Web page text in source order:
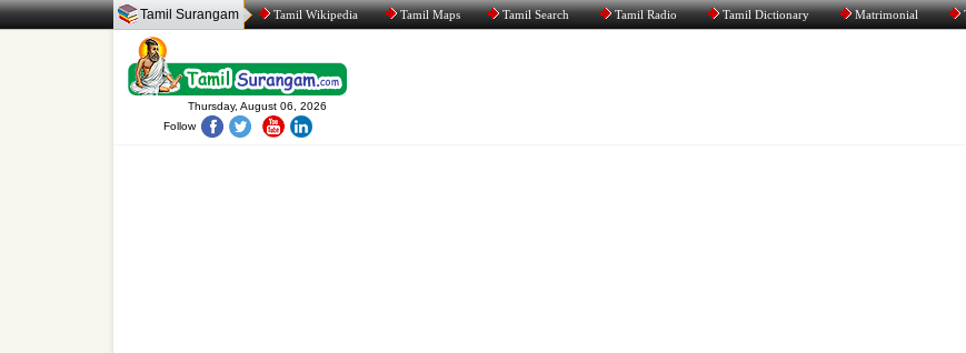
Tamil Surangam Tamil Wikipedia Tamil Maps Tamil Search Tamil Radio Tamil Dictionary Matrimonial
Thursday, August 06, 2026
Follow